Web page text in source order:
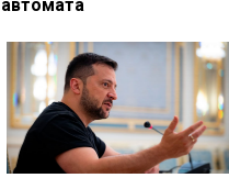
автомата